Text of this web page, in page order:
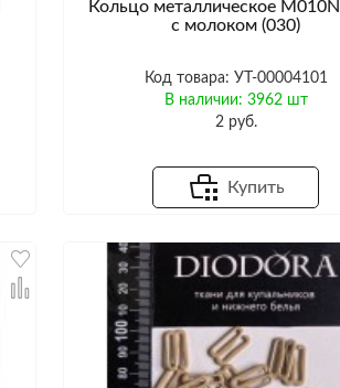
Кольцо металлическое
с молоком (030)
Код товара: УТ-00004101
В наличии: 3962 шт
2 руб.
Купить